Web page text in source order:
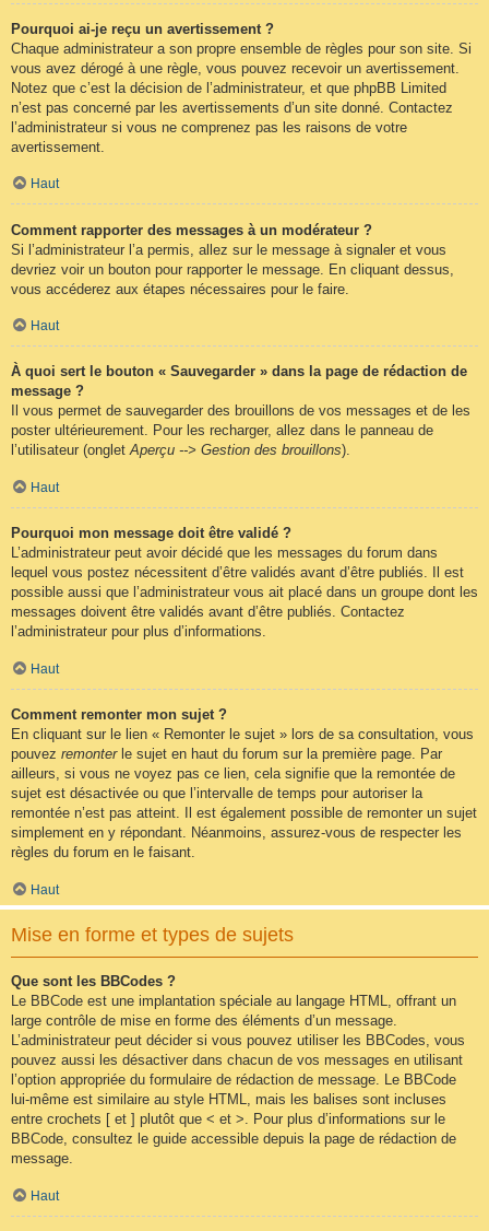
Pourquoi ai-je reçu un avertissement ?
Chaque administrateur a son propre ensemble de règles pour son site. Si
vous avez dérogé à une règle, vous pouvez recevoir un avertissement.
Notez que c’est la décision de l’administrateur, et que phpBB Limited
n’est pas concerné par les avertissements d’un site donné. Contactez
l’administrateur si vous ne comprenez pas les raisons de votre
avertissement.
Haut
Comment rapporter des messages à un modérateur ?
Si l’administrateur l’a permis, allez sur le message à signaler et vous
devriez voir un bouton pour rapporter le message. En cliquant dessus,
vous accéderez aux étapes nécessaires pour le faire.
Haut
À quoi sert le bouton « Sauvegarder » dans la page de rédaction de
message ?
Il vous permet de sauvegarder des brouillons de vos messages et de les
poster ultérieurement. Pour les recharger, allez dans le panneau de
l’utilisateur (ongletAperçu --> Gestion des brouillons).
Haut
Pourquoi mon message doit être validé ?
L’administrateur peut avoir décidé que les messages du forum dans
lequel vous postez nécessitent d’être validés avant d’être publiés. Il est
possible aussi que l’administrateur vous ait placé dans un groupe dont les
messages doivent être validés avant d’être publiés. Contactez
l’administrateur pour plus d’informations.
Haut
Comment remonter mon sujet ?
En cliquant sur le lien « Remonter le sujet » lors de sa consultation, vous
pouvez remonterle sujet en haut du forum sur la première page. Par
ailleurs, si vous ne voyez pas ce lien, cela signifie que la remontée de
sujet est désactivée ou que l’intervalle de temps pour autoriser la
remontée n’est pas atteint. Il est également possible de remonter un sujet
simplement en y répondant. Néanmoins, assurez-vous de respecter les
règles du forum en le faisant.
Haut
Mise en forme et types de sujets
Que sont les BBCodes ?
Le BBCode est une implantation spéciale au langage HTML, offrant un
large contrôle de mise en forme des éléments d’un message.
L’administrateur peut décider si vous pouvez utiliser les BBCodes, vous
pouvez aussi les désactiver dans chacun de vos messages en utilisant
l’option appropriée du formulaire de rédaction de message. Le BBCode
lui-même est similaire au style HTML, mais les balises sont incluses
entre crochets [ et ] plutôt que < et >. Pour plus d’informations sur le
BBCode, consultez le guide accessible depuis la page de rédaction de
message.
Haut